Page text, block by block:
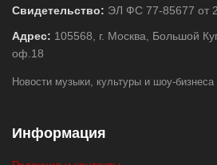
Свидетельство: ЭЛ ФС 77-85677 от
Адрес: 105568, г. Москва, Большой
оф.18
Новости музыки, культуры и шоу-бизнеса
Информация